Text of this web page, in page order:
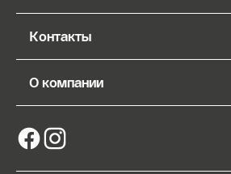
Контакты
О компании